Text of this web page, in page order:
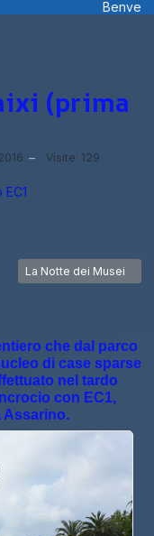
visitatori ... fotografie,
(prima
Visite: 129
Articolo successivo: La
La Notte dei Musei
che dal parco
di case sparse
nel tardo
con EC1,
Assarino.